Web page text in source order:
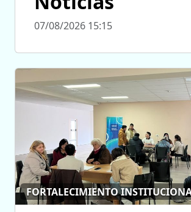
07/08/2026 15:15
FORTALECIMIENTO